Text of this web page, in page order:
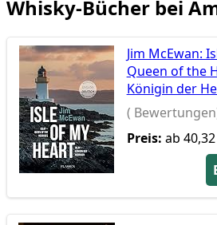
Whisky-Bücher bei
Jim McEwan:
Queen of the
Königin der
(
Preis: ab